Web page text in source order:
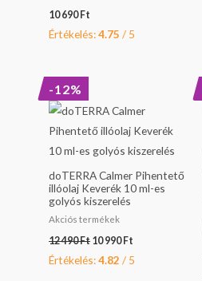
10 690 Ft
Értékelés:4.75 / 5
-12%
doTERRA Calmer Pihentető
illóolaj Keverék 10 ml-es
golyós kiszerelés
Akciós termékek
12 490Ft
was:
490 Ft.
10 990 Ft
is:
990 Ft.
Értékelés:4.82 / 5